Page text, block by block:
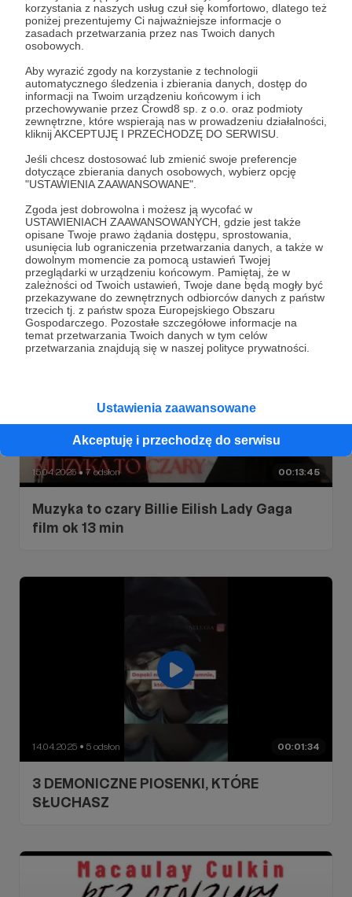
korzystania z naszych usług czuł się komfortowo, dlatego też
poniżej prezentujemy Ci najważniejsze informacje o
zasadach przetwarzania przez nas Twoich danych
osobowych.
Aby wyrazić zgody na korzystanie z technologii
automatycznego śledzenia i zbierania danych, dostęp do
informacji na Twoim urządzeniu końcowym i ich
przechowywanie przez Crowd8 sp. z o.o. oraz podmioty
zewnętrzne, które wspierają nas w prowadzeniu działalności,
kliknij AKCEPTUJĘ I PRZECHODZĘ DO SERWISU.
Jeśli chcesz dostosować lub zmienić swoje preferencje
dotyczące zbierania danych osobowych, wybierz opcję
"USTAWIENIA ZAAWANSOWANE".
Zgoda jest dobrowolna i możesz ją wycofać w
USTAWIENIACH ZAAWANSOWANYCH, gdzie jest także
opisane Twoje prawo żądania dostępu, sprostowania,
usunięcia lub ograniczenia przetwarzania danych, a także w
dowolnym momencie za pomocą ustawień Twojej
przeglądarki w urządzeniu końcowym. Pamiętaj, że w
zależności od Twoich ustawień, Twoje dane będą mogły być
przekazywane do zewnętrznych odbiorców danych z państw
trzecich tj. z państw spoza Europejskiego Obszaru
Gospodarczego. Pozostałe szczegółowe informacje na
temat przetwarzania Twoich danych w tym celów
przetwarzania znajdują się w naszej polityce prywatności.
Ustawienia zaawansowane
Akceptuję i przechodzę do serwisu
00:00:43
26.05.2025 4 odsłon
JESSIE J ZWIASTUN
00:13:45
15.04.2025 ● 7 odsłon
Muzyka to czary Billie Eilish Lady Gaga
film ok 13 min
00:01:34
14.04.2025 ● 5 odsłon
3 DEMONICZNE PIOSENKI, KTÓRE
SŁUCHASZ